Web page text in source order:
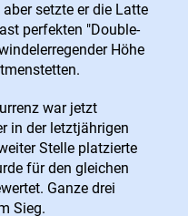
setzte er die Latte
perfekten "Double-
Höhe
war jetzt
in der letztjährigen
Stelle platzierte
für den gleichen
Ganze drei
Sieg.